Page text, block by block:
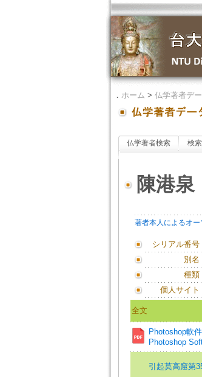
． ホーム > 仏学著者デ
仏学著者検索 検
陳港泉
著者本人によるオー
シリアル番号
別名
種類
個人サイト
全文
Photoshop軟
Photoshop
引起莫高窟第